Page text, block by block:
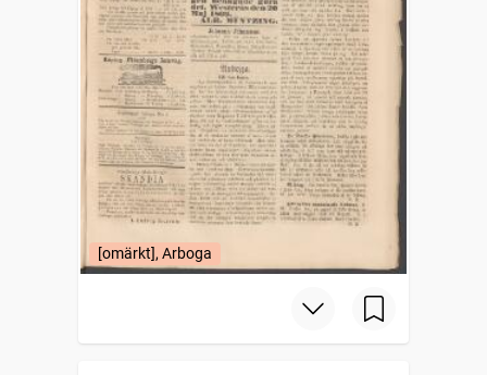
[omärkt], Arboga